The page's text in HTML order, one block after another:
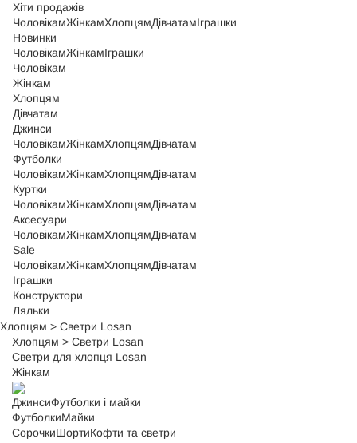
Хіти продажів
ЧоловікамЖінкамХлопцямДівчатамІграшки
Новинки
ЧоловікамЖінкамІграшки
Чоловікам
Жінкам
Хлопцям
Дівчатам
Джинси
ЧоловікамЖінкамХлопцямДівчатам
Футболки
ЧоловікамЖінкамХлопцямДівчатам
Куртки
ЧоловікамЖінкамХлопцямДівчатам
Аксесуари
ЧоловікамЖінкамХлопцямДівчатам
Sale
ЧоловікамЖінкамХлопцямДівчатам
Іграшки
Конструктори
Ляльки
Хлопцям > Светри Losan
Хлопцям > Светри Losan
Светри для хлопця Losan
Жінкам
ДжинсиФутболки і майки
ФутболкиМайки
СорочкиШортиКофти та светри